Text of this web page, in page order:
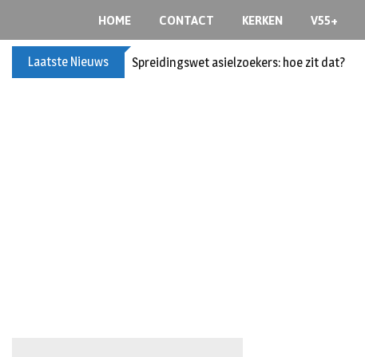
HOME CONTACT KERKEN V55+
Laatste Nieuws Spreidingswet asielzoekers: hoe zit dat?